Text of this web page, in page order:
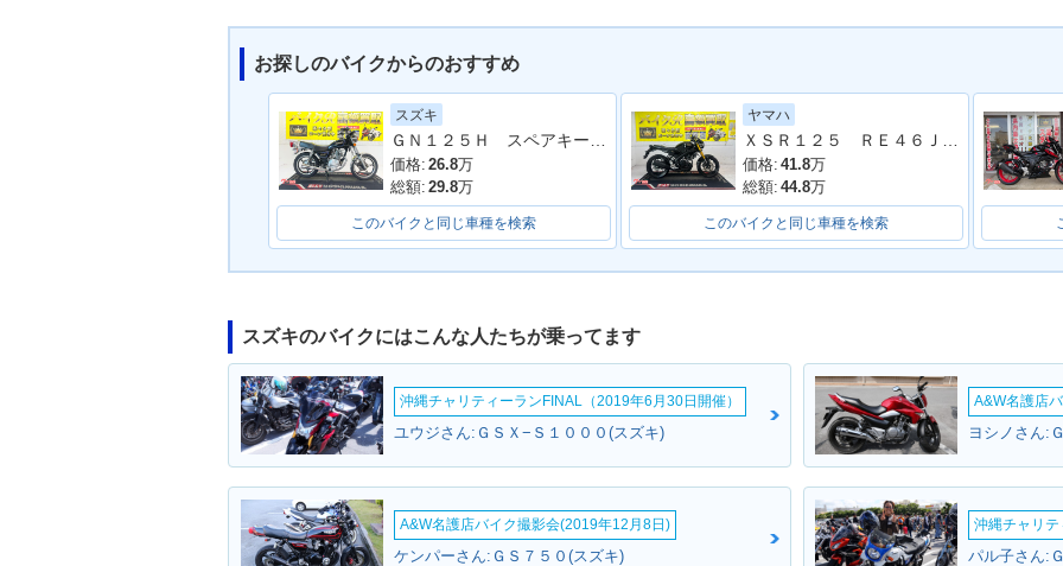
お探しのバイクからのおすすめ
スズキ
価格: 26.8万
総額: 29.8万
このバイクと同じ車種を検索
ヤマハ
価格: 41.8万
総額: 44.8万
このバイクと同じ車種を検索
スズキのバイクにはこんな人たちが乗ってます
沖縄チャリティーランFINAL（2019年6月30日開催）
ユウジさん:ＧＳＸ−Ｓ１０００(スズキ)
A&W名護店
ヨシノさん:
A&W名護店バイク撮影会(2019年12月8日)
ケンパーさん:ＧＳ７５０(スズキ)
沖縄チャリテ
パル子さん: